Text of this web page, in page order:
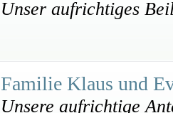
Unser aufrichtiges
Familie Klaus und
Unsere aufrichtige